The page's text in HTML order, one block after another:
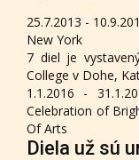
25.7.2013 -
New York
7 diel je
College v Dohe,
1.1.2016 -
Celebration of
Of Arts
Diela už sú